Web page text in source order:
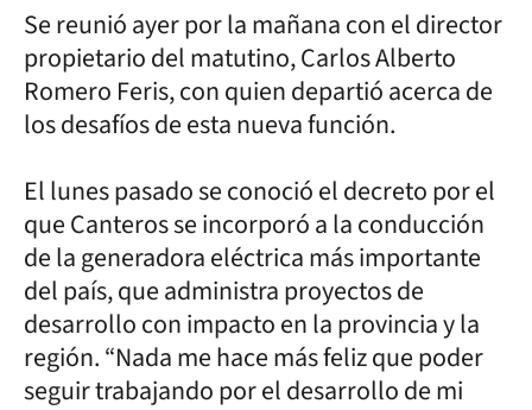
Se reunió ayer por la mañana con el director
propietario del matutino, Carlos Alberto
Romero Feris, con quien departió acerca de
los desafíos de esta nueva función.
El lunes pasado se conoció el decreto por el
que Canteros se incorporó a la conducción
de la generadora eléctrica más importante
del país, que administra proyectos de
desarrollo con impacto en la provincia y la
región. “Nada me hace más feliz que poder
seguir trabajando por el desarrollo de mi